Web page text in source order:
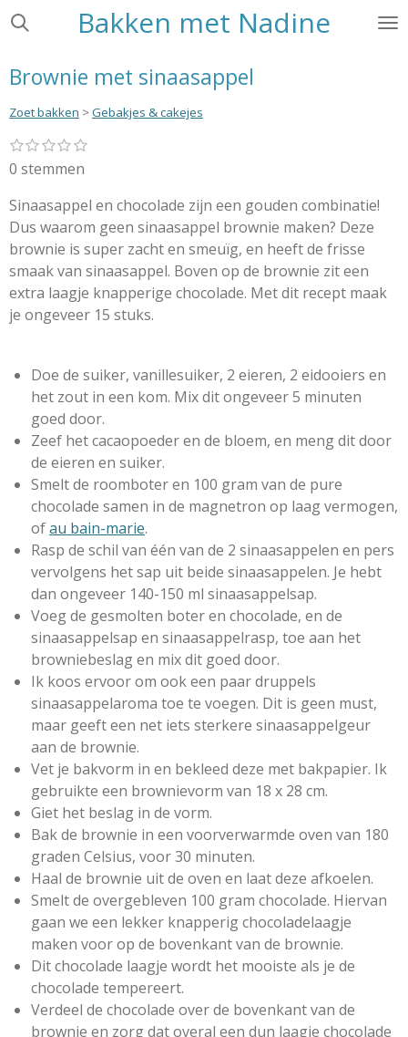
Ga
de
hoofdinhoud
Bakken met Nadine
Brownie met sinaasappel
Zoet bakken >Gebakjes & cakejes
R
a
i
n
g
:
0
s
1
s
t
r
2
t
r
r
e
n
3
t
r
r
e
n
4
t
r
r
e
n
5
t
r
r
e
n
S
m
m
e
n
0 stemmen
Sinaasappel en chocolade zijn een gouden combinatie!
Dus waarom geen sinaasappel brownie maken? Deze
brownie is super zacht en smeuïg, en heeft de frisse
smaak van sinaasappel. Boven op de brownie zit een
extra laagje knapperige chocolade. Met dit recept maak
je ongeveer 15 stuks.
Doe de suiker, vanillesuiker, 2 eieren, 2 eidooiers en
het zout in een kom. Mix dit ongeveer 5 minuten
goed door.
Zeef het cacaopoeder en de bloem, en meng dit door
de eieren en suiker.
Smelt de roomboter en 100 gram van de pure
chocolade samen in de magnetron op laag vermogen,
ofau bain-marie.
Rasp de schil van één van de 2 sinaasappelen en pers
vervolgens het sap uit beide sinaasappelen. Je hebt
dan ongeveer 140-150 ml sinaasappelsap.
Voeg de gesmolten boter en chocolade, en de
sinaasappelsap en sinaasappelrasp, toe aan het
browniebeslag en mix dit goed door.
Ik koos ervoor om ook een paar druppels
sinaasappelaroma toe te voegen. Dit is geen must,
maar geeft een net iets sterkere sinaasappelgeur
aan de brownie.
Vet je bakvorm in en bekleed deze met bakpapier. Ik
gebruikte een brownievorm van 18 x 28 cm.
Giet het beslag in de vorm.
Bak de brownie in een voorverwarmde oven van 180
graden Celsius, voor 30 minuten.
Haal de brownie uit de oven en laat deze afkoelen.
Smelt de overgebleven 100 gram chocolade. Hiervan
gaan we een lekker knapperig chocoladelaagje
maken voor op de bovenkant van de brownie.
Dit chocolade laagje wordt het mooiste als je de
chocolade tempereert.
Verdeel de chocolade over de bovenkant van de
brownie en zorg dat overal een dun laagje chocolade